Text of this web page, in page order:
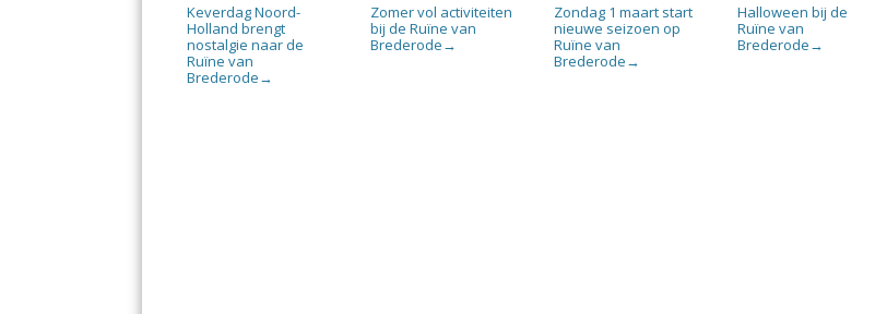
Keverdag Noord-
Holland brengt
nostalgie naar de
Ruïne van
Brederode →
Zomer vol activiteiten
bij de Ruïne van
Brederode →
Zondag 1 maart start
nieuwe seizoen op
Ruïne van
Brederode →
Halloween bij de
Ruïne van
Brederode →